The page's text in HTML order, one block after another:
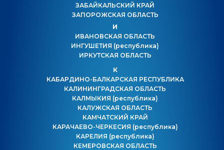
ЗАБАЙКАЛЬСКИЙ КРАЙ
ЗАПОРОЖСКАЯ ОБЛАСТЬ
И
ИВАНОВСКАЯ ОБЛАСТЬ
ИНГУШЕТИЯ (республика)
ИРКУТСКАЯ ОБЛАСТЬ
К
КАБАРДИНО-БАЛКАРСКАЯ РЕСПУБЛИКА
КАЛИНИНГРАДСКАЯ ОБЛАСТЬ
КАЛМЫКИЯ (республика)
КАЛУЖСКАЯ ОБЛАСТЬ
КАМЧАТСКИЙ КРАЙ
КАРАЧАЕВО-ЧЕРКЕСИЯ (республика)
КАРЕЛИЯ (республика)
КЕМЕРОВСКАЯ ОБЛАСТЬ